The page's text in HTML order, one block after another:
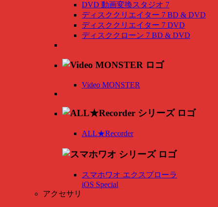
DVD 動画変換スタジオ 7
ディスククリエイター 7 BD & DVD
ディスククリエイター 7 DVD
ディスククローン 7 BD & DVD
Video MONSTER
ALL★Recorder
スマホワオ エクスプローラ
iOS Special
アクセサリ